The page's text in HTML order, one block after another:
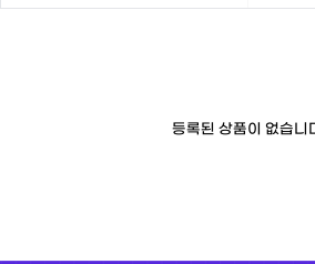
등록된 상품이 없습니